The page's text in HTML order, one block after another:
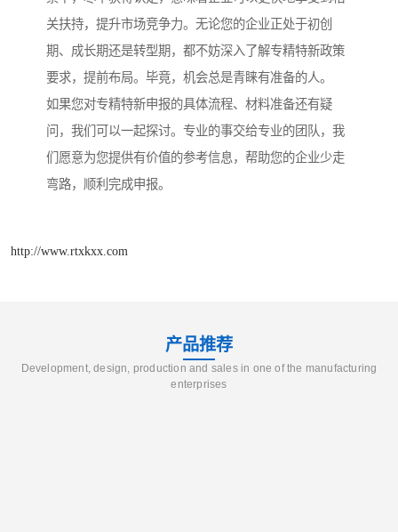
关扶持，提升市场竞争力。无论您的企业正处于初创
期、成长期还是转型期，都不妨深入了解专精特新政策
要求，提前布局。毕竟，机会总是青睐有准备的人。
如果您对专精特新申报的具体流程、材料准备还有疑
问，我们可以一起探讨。专业的事交给专业的团队，我
们愿意为您提供有价值的参考信息，帮助您的企业少走
弯路，顺利完成申报。
http://www.rtxkxx.com
产品推荐
Development, design, production and sales in one of the manufacturing
enterprises